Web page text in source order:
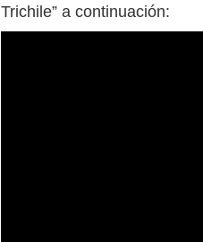
Trichile” a continuación: